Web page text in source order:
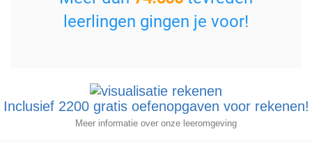
leerlingen gingen je voor!
Inclusief 2200 gratis oefenopgaven voor rekenen!
Meer informatie over onze leeromgeving